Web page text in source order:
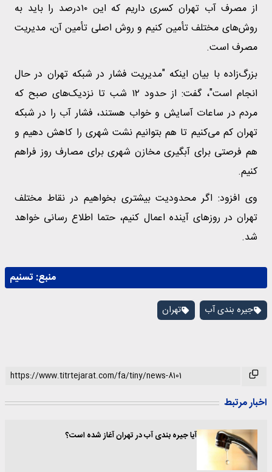
از مصرف آب تهران کسری داریم که این ۱۰درصد را باید به
روش‌های مختلف تأمین کنیم و روش اصلی تأمین آن، مدیریت
مصرف است.
بزرگ‌زاده با بیان اینکه "مدیریت فشار در شبکه تهران در حال
انجام است"، گفت: از حدود ۱۲ شب تا نزدیک‌های صبح که
مردم در ساعات آسایش و خواب هستند، فشار آب را در شبکه
تهران کم می‌کنیم تا هم بتوانیم نشت شهری را کاهش دهیم و
هم فرصتی برای آبگیری مخازن شهری برای مصارف روز فراهم
کنیم.
وی افزود: اگر محدودیت بیشتری بخواهیم در نقاط مختلف
تهران در روزهای آینده اعمال کنیم، حتما اطلاع رسانی خواهد
شد.
منبع: تسنیم
جیره بندی آب تهران
اخبار مرتبط
آیا جیره بندی آب در تهران آغاز شده است؟